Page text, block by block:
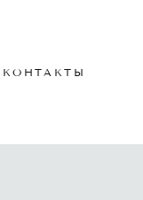
КОНТАКТЫ
КОНТАКТЫ